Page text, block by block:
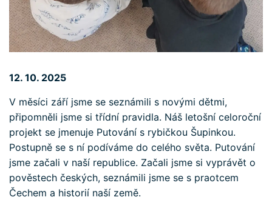
12. 10. 2025
V měsíci září jsme se seznámili s novými dětmi,
připomněli jsme si třídní pravidla. Náš letošní celoroční
projekt se jmenuje Putování s rybičkou Šupinkou.
Postupně se s ní podíváme do celého světa. Putování
jsme začali v naší republice. Začali jsme si vyprávět o
pověstech českých, seznámili jsme se s praotcem
Čechem a historií naší země.